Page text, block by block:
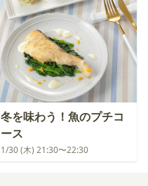
冬を味わう！魚のプチコ
ース
1/30 (木) 21:30〜22:30